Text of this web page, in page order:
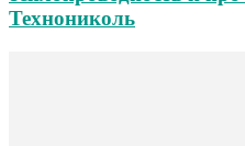
Технониколь